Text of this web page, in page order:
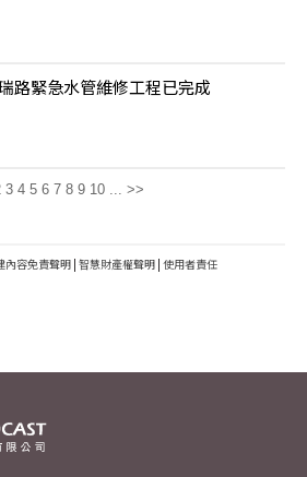
路緊急水管維修工程已完成
3 4 5 6 7 8 9 10 ... >>
內容免責聲明 | 智慧財產權聲明 | 使用者責任